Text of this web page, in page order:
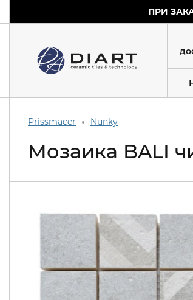
ПРИ
Prissmacer Nunky
Мозаика BALI